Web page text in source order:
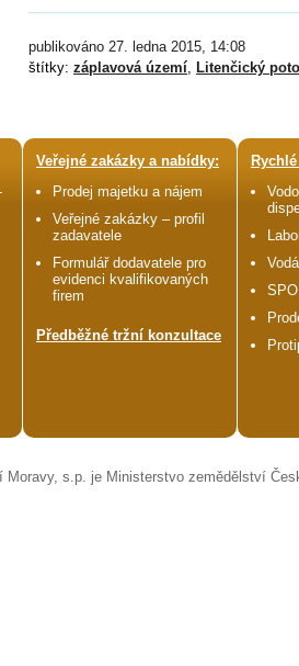
publikováno 27. ledna 2015, 14:08
štítky: záplavová území, Litenčický
Veřejné zakázky a nabídky:
Prodej majetku a nájem
Veřejné zakázky – profil
zadavatele
Formulář dodavatele pro
evidenci kvalifikovaných
firem
Předběžné tržní konzultace
Moravy, s.p. je Ministerstvo zemědělství